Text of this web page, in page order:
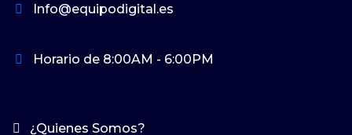
Info@equipodigital.es
Horario de 8:00AM - 6:00PM
¿Quienes Somos?